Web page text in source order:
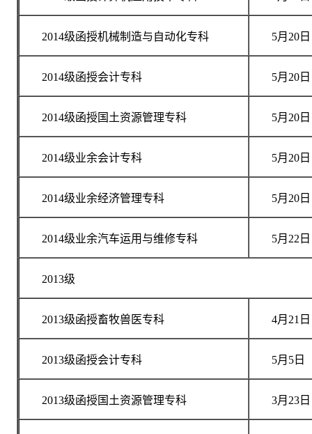
2014级函授机械制造与自动化专科 5月20日
2014级函授会计专科 5月20日
2014级函授国土资源管理专科 5月20日
2014级业余会计专科 5月20日
2014级业余经济管理专科 5月20日
2014级业余汽车运用与维修专科 5月22日
2013级
2013级函授畜牧兽医专科 4月21日
2013级函授会计专科 5月5日
2013级函授国土资源管理专科 3月23日